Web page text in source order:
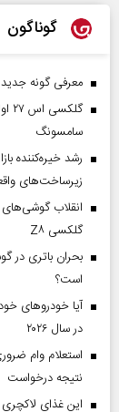
گوناگون
معرفی گونه
سامسونگ
زیرساخت‌های
انقلاب
گلکسی Z۸
است؟
آیا خودروهای
در سال ۲۰۲۶
نتیجه درخواست
این غذای لاکچری را ۱۵ دقیقه‌ای آماده